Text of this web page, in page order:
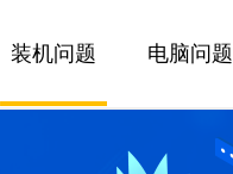
装机问题 电脑问题